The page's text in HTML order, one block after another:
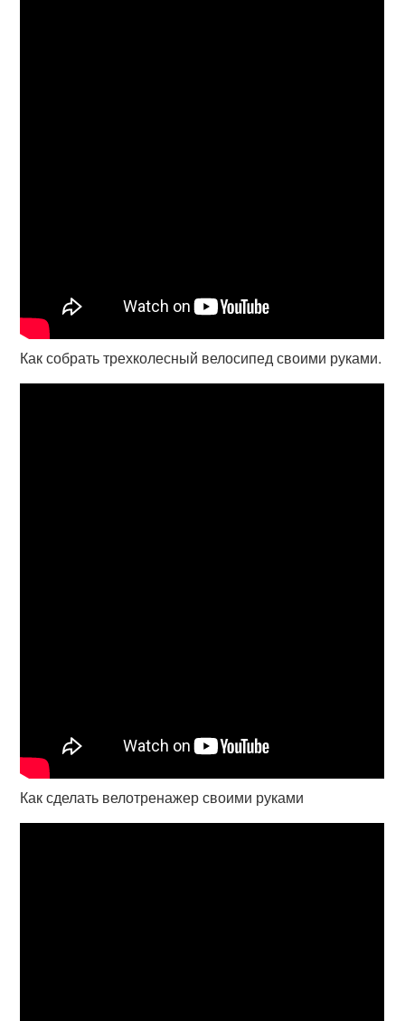
Как собрать трехколесный велосипед своими руками.
Как сделать велотренажер своими руками